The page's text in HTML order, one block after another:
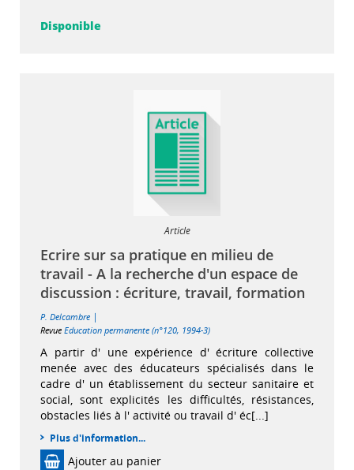
Disponible
Article
Ecrire sur sa pratique en milieu de
travail - A la recherche d'un espace de
discussion : écriture, travail, formation
P. Delcambre |
Revue Education permanente (n°120, 1994-3)
A partir d' une expérience d' écriture collective
menée avec des éducateurs spécialisés dans le
cadre d' un établissement du secteur sanitaire et
social, sont explicités les difficultés, résistances,
obstacles liés à l' activité ou travail d' éc[...]
Plus d'information...
Ajouter au panier